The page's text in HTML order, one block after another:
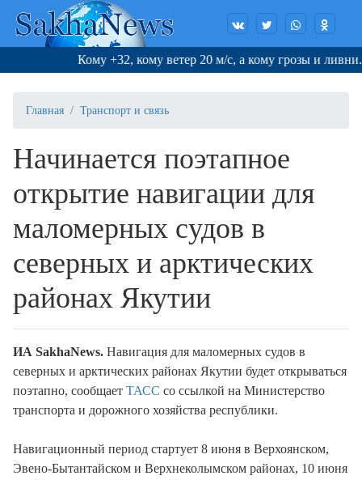
Кому +32, кому ветер 20 м/с, а кому грозы и ливни.
Главная Транспорт и связь
Начинается поэтапное
открытие навигации для
маломерных судов в
северных и арктических
районах Якутии
ИА SakhaNews. Навигация для маломерных судов в
северных и арктических районах Якутии будет открываться
поэтапно, сообщает ТАСС со ссылкой на Министерство
транспорта и дорожного хозяйства республики.
Навигационный период стартует 8 июня в Верхоянском,
Эвено-Бытантайском и Верхнеколымском районах, 10 июня